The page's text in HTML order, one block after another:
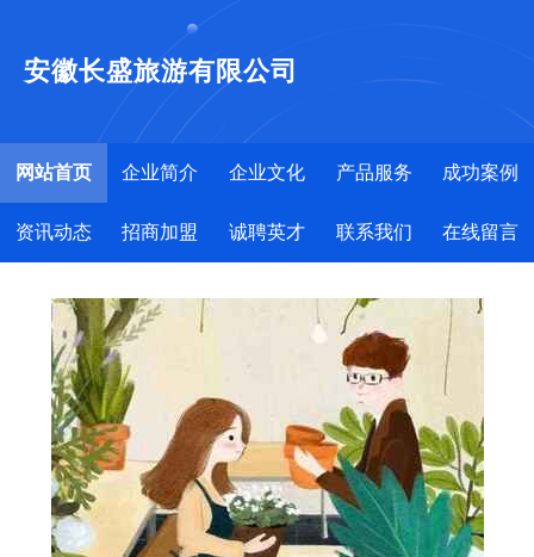
安徽长盛旅游有限公司
网站首页 企业简介 企业文化 产品服务 成功案例
资讯动态 招商加盟 诚聘英才 联系我们 在线留言